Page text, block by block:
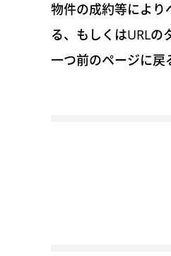
物件の成約等により
る、もしくはURLの
一つ前のページに戻